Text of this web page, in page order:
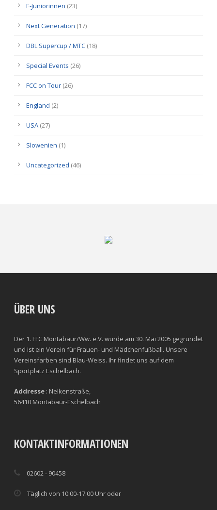
E-Juniorinnen (23)
Next Generation (17)
DBL Supercup / MTC (18)
Special Events (26)
FCC on Tour (26)
England (2)
USA (27)
Slowenien (1)
Uncategorized (46)
ÜBER UNS
Der 1. FFC Montabaur/Ww. e.V. wurde am 30. Mai 2005 gegründet
und ist ein Verein für Frauen- und Mädchenfußball. Unsere
Vereinsfarben sind Blau-Weiss. Ihr findet uns auf dem
Sportplatz Eschelbach.
Addresse : Nelkenstraße,
56410 Montabaur-Eschelbach
KONTAKTINFORMATIONEN
02602 - 90458
Täglich von 10:00-17:00 Uhr oder